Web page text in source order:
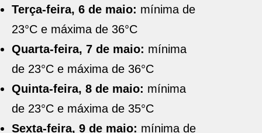
Terça-feira, 6 de maio: mínima de
23°C e máxima de 36°C
Quarta-feira, 7 de maio: mínima
de 23°C e máxima de 36°C
Quinta-feira, 8 de maio: mínima
de 23°C e máxima de 35°C
Sexta-feira, 9 de maio: mínima de